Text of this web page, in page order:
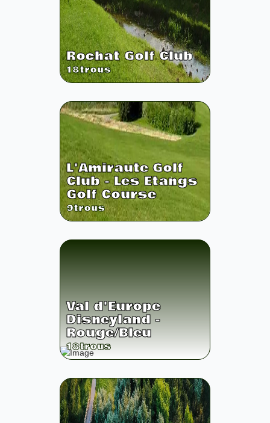
Rochat Golf Club
18trous
L'Amiraute Golf
Club - Les Etangs
Golf Course
9trous
Val d'Europe
Disneyland -
Rouge/Bleu
18trous